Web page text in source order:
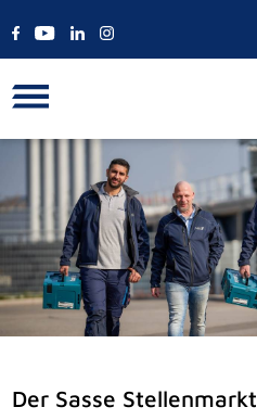
Der Sasse Stellenmarkt